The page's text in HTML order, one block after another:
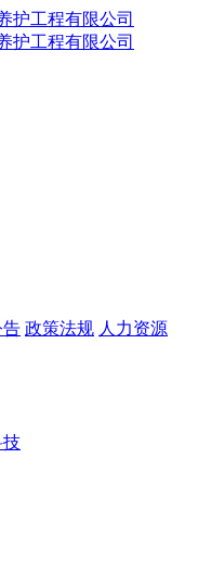
告 政策法规 人力资源
技